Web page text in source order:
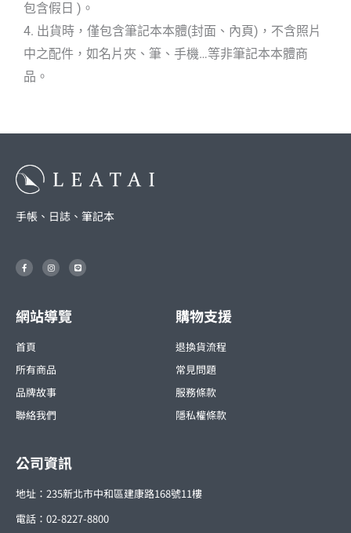
包含假日 )。
4. 出貨時，僅包含筆記本本體(封面、內頁)，不含照片
中之配件，如名片夾、筆、手機…等非筆記本本體商
品。
手帳、日誌、筆記本
F
a
c
k
-
I
n
s
r
a
m
L
i
n
網站導覽
首頁
所有商品
品牌故事
聯絡我們
購物支援
退換貨流程
常見問題
服務條款
隱私權條款
公司資訊
地址：235新北市中和區建康路168號11樓
電話：02-8227-8800